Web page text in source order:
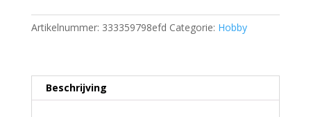
Artikelnummer: 333359798efd Categorie: Hobby
Beschrijving